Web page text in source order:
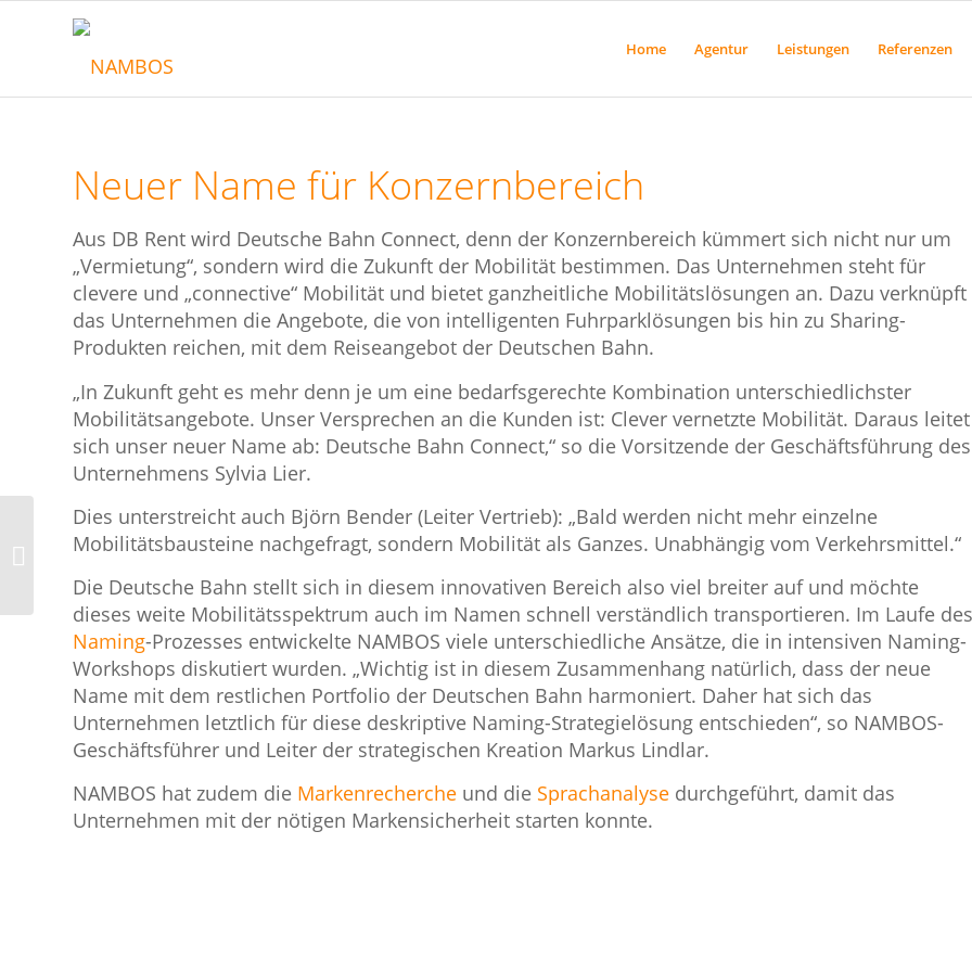
Home Agentur Leistungen Referenzen
Neuer Name für Konzernbereich
Aus DB Rent wird Deutsche Bahn Connect, denn der Konzernbereich kümmert sich nicht nur um
„Vermietung“, sondern wird die Zukunft der Mobilität bestimmen. Das Unternehmen steht für
clevere und „connective“ Mobilität und bietet ganzheitliche Mobilitätslösungen an. Dazu verknüpft
das Unternehmen die Angebote, die von intelligenten Fuhrparklösungen bis hin zu Sharing-
Produkten reichen, mit dem Reiseangebot der Deutschen Bahn.
„In Zukunft geht es mehr denn je um eine bedarfsgerechte Kombination unterschiedlichster
Mobilitätsangebote. Unser Versprechen an die Kunden ist: Clever vernetzte Mobilität. Daraus leitet
sich unser neuer Name ab: Deutsche Bahn Connect,“ so die Vorsitzende der Geschäftsführung des
Unternehmens Sylvia Lier.
Dies unterstreicht auch Björn Bender (Leiter Vertrieb): „Bald werden nicht mehr einzelne
Mobilitätsbausteine nachgefragt, sondern Mobilität als Ganzes. Unabhängig vom Verkehrsmittel.“
Die Deutsche Bahn stellt sich in diesem innovativen Bereich also viel breiter auf und möchte
dieses weite Mobilitätsspektrum auch im Namen schnell verständlich transportieren. Im Laufe des
Naming-Prozesses entwickelte NAMBOS viele unterschiedliche Ansätze, die in intensiven Naming-
Workshops diskutiert wurden. „Wichtig ist in diesem Zusammenhang natürlich, dass der neue
Name mit dem restlichen Portfolio der Deutschen Bahn harmoniert. Daher hat sich das
Unternehmen letztlich für diese deskriptive Naming-Strategielösung entschieden“, so NAMBOS-
Geschäftsführer und Leiter der strategischen Kreation Markus Lindlar.
NAMBOS hat zudem die Markenrecherche und die Sprachanalyse durchgeführt, damit das
Unternehmen mit der nötigen Markensicherheit starten konnte.
Namen für die digitale